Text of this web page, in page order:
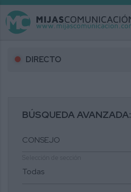
DIRECTO
BÚSQUEDA AVANZADA: